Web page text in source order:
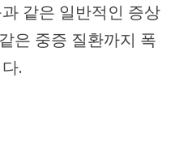
같은 일반적인 증상
은 중증 질환까지 폭
.